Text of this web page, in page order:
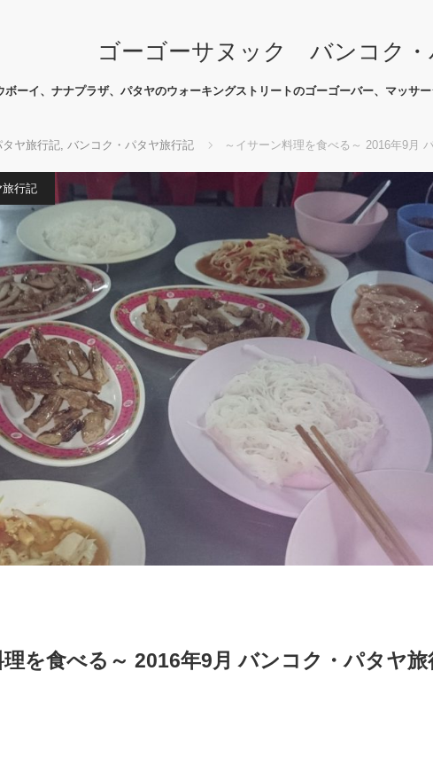
ゴーゴーサヌック バンコク・
ボーイ、ナナプラザ、パタヤのウォーキングストリートのゴーゴーバー、マッ
ヤ旅行記, バンコク・パタヤ旅行記 ～イサーン料理を食べる～ 2016年9月
行記
を食べる～ 2016年9月 バンコク・パタヤ旅